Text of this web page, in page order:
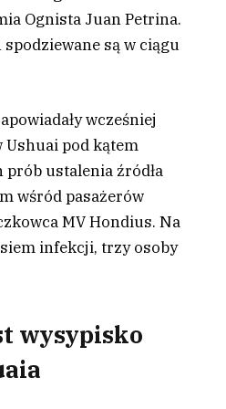
Ognista Juan Petrina.
spodziewane są w ciągu
wcześniej
pod kątem
ustalenia źródła
wśród pasażerów
MV Hondius. Na
infekcji, trzy osoby
wysypisko